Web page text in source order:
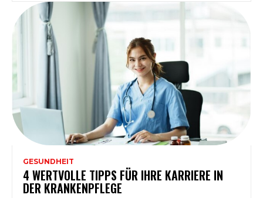
GESUNDHEIT
4 WERTVOLLE TIPPS FÜR IHRE KARRIERE IN
DER KRANKENPFLEGE